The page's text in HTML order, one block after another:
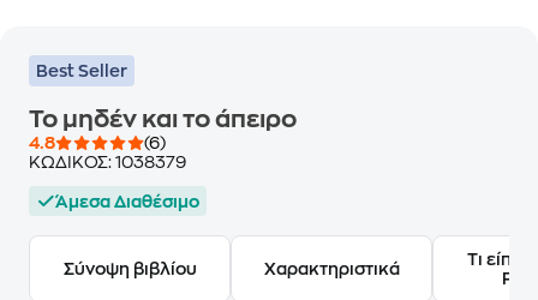
Best Seller
Το μηδέν και το άπειρο
4.8
(6)
ΚΩΔΙΚΟΣ: 1038379
Άμεσα Διαθέσιμο
Σύνοψη βιβλίου Χαρακτηριστικά
Τι